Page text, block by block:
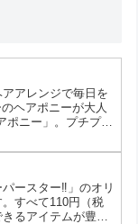
アレンジで毎日を
ヘアポニーが大人
ポニー」。プチプラ
ソーのヘアポニー
アポニーの魅力っ
ダイソーのヘアポ
...
ースター‼」のオリ
すべて110円（税
るアイテムが豊富